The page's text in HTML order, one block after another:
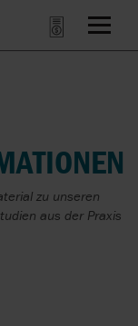
zu unseren
aus der Praxis